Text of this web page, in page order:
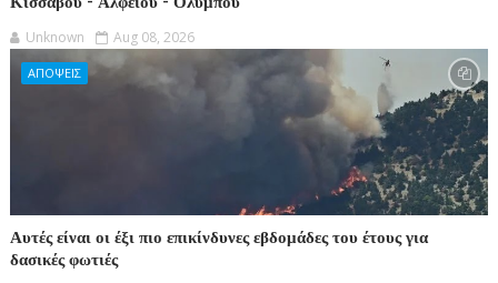
Unknown Aug 08, 2026
ΑΠΟΨΕΙΣ
Αυτές είναι οι έξι πιο επικίνδυνες εβδομάδες του έτους για
δασικές φωτιές